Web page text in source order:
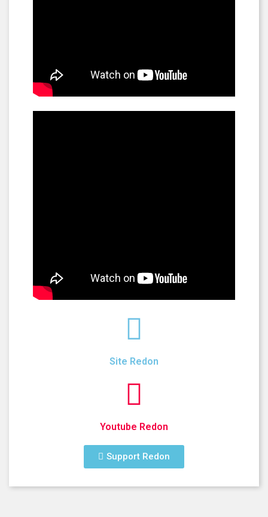
Site Redon
Youtube Redon
Support Redon